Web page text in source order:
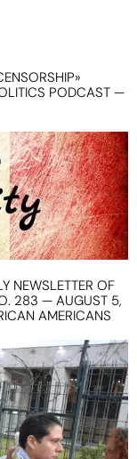
PODCAST —
NEWSLETTER OF
283 — AUGUST 5,
AMERICANS